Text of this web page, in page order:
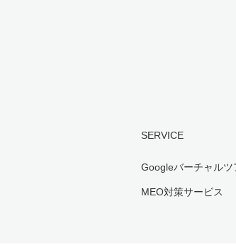
SERVICE
Googleバーチャルツ
MEO対策サービス